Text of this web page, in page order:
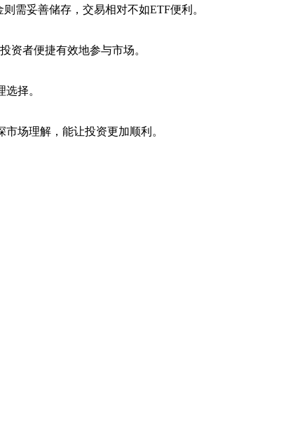
需妥善储存，交易相对不如ETF便利。
资者便捷有效地参与市场。
择。
场理解，能让投资更加顺利。